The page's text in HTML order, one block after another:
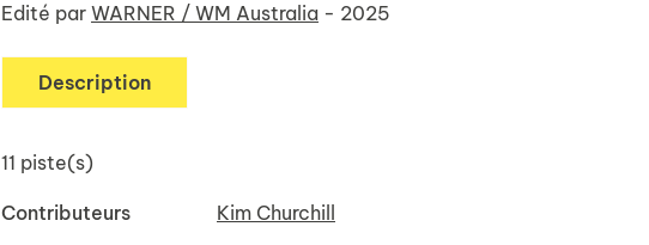
Edité par WARNER / WM Australia - 2025
Description
11 piste(s)
Contributeurs Kim Churchill